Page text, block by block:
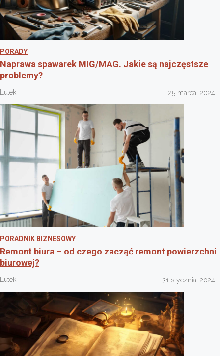
PORADY
Naprawa spawarek MIG/MAG. Jakie są najczęstsze
problemy?
Lutek 25 marca, 2024
PORADNIK BIZNESOWY
Remont biura – od czego zacząć remont powierzchni
biurowej?
Lutek 31 stycznia, 2024